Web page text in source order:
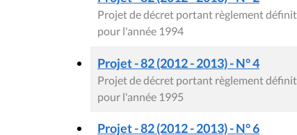
Projet de décret portant règlement
pour l'année 1994
Projet - 82 (2012 - 2013) - N° 4
Projet de décret portant règlement
pour l'année 1995
Projet - 82 (2012 - 2013) - N° 6